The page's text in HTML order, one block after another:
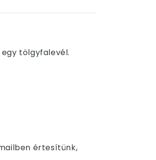
tölgyfalevél.
értesítünk,